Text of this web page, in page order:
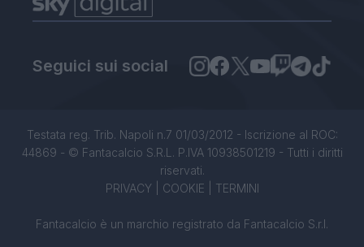
Seguici sui social
Testata reg. Trib. Napoli n.7 01/03/2012 - Iscrizione al ROC:
44869 - © Fantacalcio S.R.L. P.IVA 10938501219 - Tutti i diritti
riservati.
PRIVACY| COOKIE TERMINI
Fantacalcio è un marchio registrato da Fantacalcio S.r.l.